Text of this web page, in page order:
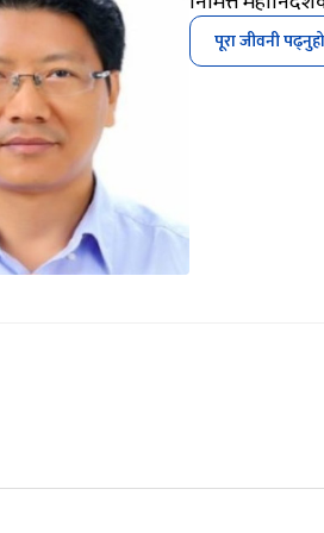
पूरा जीवनी